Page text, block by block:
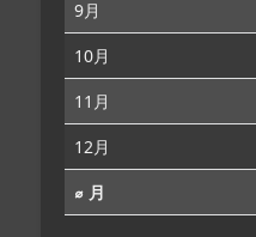
9月
10月
11月
12月
⌀ 月